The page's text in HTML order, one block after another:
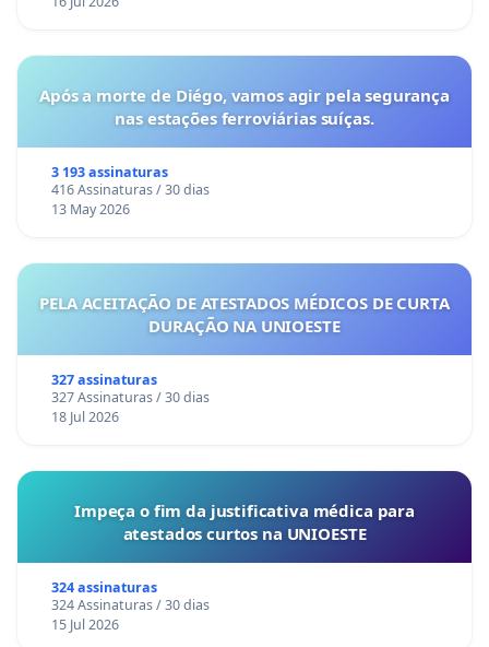
Após a morte de Diégo, vamos agir pela segurança
nas estações ferroviárias suíças.
3 193 assinaturas
416 Assinaturas / 30 dias
13 May 2026
PELA ACEITAÇÃO DE ATESTADOS MÉDICOS DE CURTA
DURAÇÃO NA UNIOESTE
327 assinaturas
327 Assinaturas / 30 dias
18 Jul 2026
Impeça o fim da justificativa médica para
atestados curtos na UNIOESTE
324 assinaturas
324 Assinaturas / 30 dias
15 Jul 2026